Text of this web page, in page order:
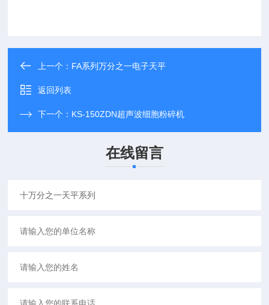
上一个： FA系列万分之一电子天平
返回列表
下一个： KS-150ZDN超声波细胞粉碎机
在线留言